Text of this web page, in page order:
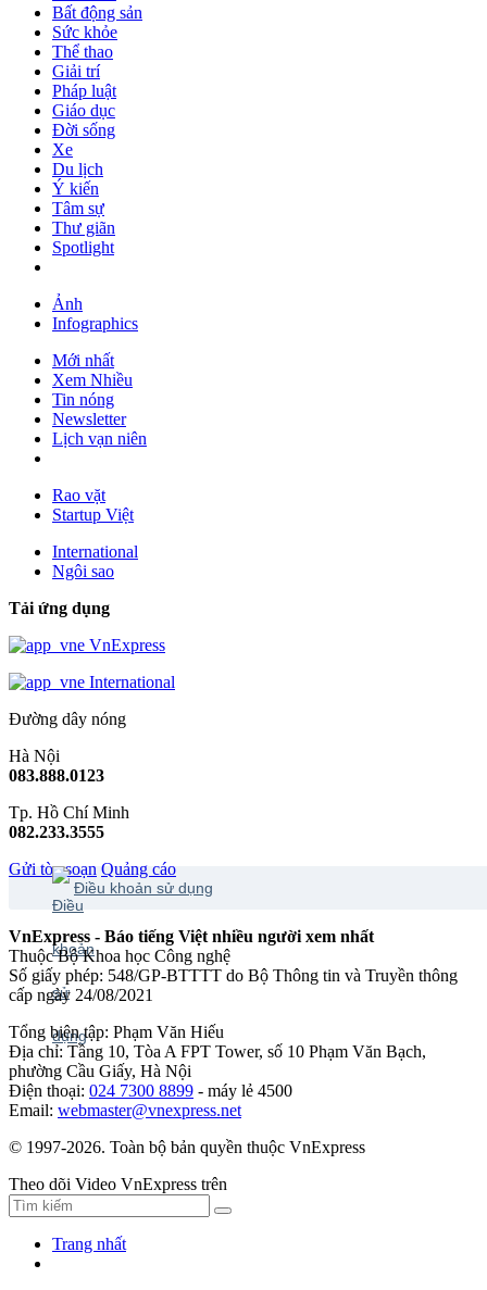
Bất động sản
Sức khỏe
Thể thao
Giải trí
Pháp luật
Giáo dục
Đời sống
Xe
Du lịch
Ý kiến
Tâm sự
Thư giãn
Spotlight
Ảnh
Infographics
Mới nhất
Xem Nhiều
Tin nóng
Newsletter
Lịch vạn niên
Rao vặt
Startup Việt
International
Ngôi sao
Tải ứng dụng
VnExpress
International
Đường dây nóng
Hà Nội
083.888.0123
Tp. Hồ Chí Minh
082.233.3555
Gửi tòa soạn Quảng cáo
Điều khoản sử dụng
VnExpress - Báo tiếng Việt nhiều người xem nhất
Thuộc Bộ Khoa học Công nghệ
Số giấy phép: 548/GP-BTTTT do Bộ Thông tin và Truyền thông
cấp ngày 24/08/2021
Tổng biên tập: Phạm Văn Hiếu
Địa chỉ: Tầng 10, Tòa A FPT Tower, số 10 Phạm Văn Bạch,
phường Cầu Giấy, Hà Nội
Điện thoại: 024 7300 8899 - máy lẻ 4500
Email: webmaster@vnexpress.net
© 1997-2026. Toàn bộ bản quyền thuộc VnExpress
Theo dõi Video VnExpress trên
Trang nhất